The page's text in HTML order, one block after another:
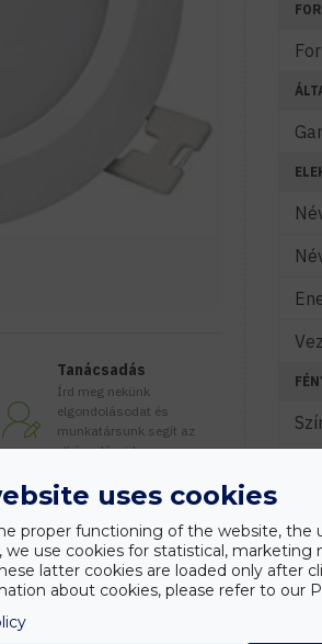
Tanácsadás
Írd meg nekünk
elgondolásodat és
munkatársunk segít az
elképzeléseid
uses cookies
proper functioning of the website, the
we use cookies for statistical,
latter cookies are loaded only after
about cookies, please refer to our